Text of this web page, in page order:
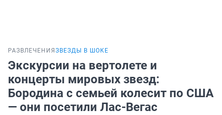
РАЗВЛЕЧЕНИЯ ЗВЕЗДЫ В ШОКЕ
Экскурсии на вертолете и
концерты мировых звезд:
Бородина с семьей колесит по США
— они посетили Лас-Вегас